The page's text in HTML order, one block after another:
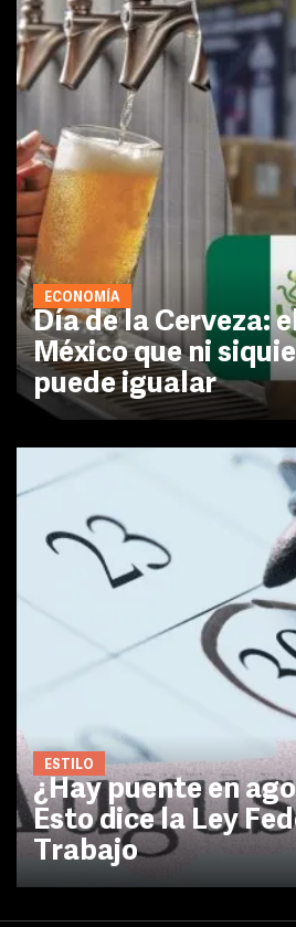
ECONOMÍA
Día de la Cerveza:
México que ni
puede igualar
ESTILO
¿Hay puente en
Esto dice la Ley
Trabajo